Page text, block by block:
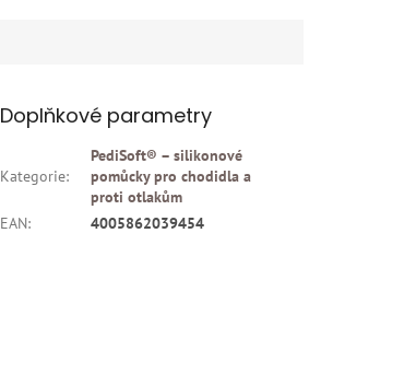
Doplňkové parametry
Kategorie:
PediSoft® – silikonové
pomůcky pro chodidla a
proti otlakům
EAN: 4005862039454